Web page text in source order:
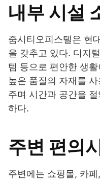
내부 시설
줌시티오피스텔은 현
을 갖추고 있다. 디지
템 등으로 편안한 생
높은 품질의 자재를
주며 시간과 공간을
하다.
주변 편의
주변에는 쇼핑몰, 카